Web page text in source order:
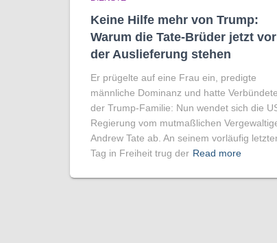
Keine Hilfe mehr von Trump:
Warum die Tate-Brüder jetzt vor
der Auslieferung stehen
Er prügelte auf eine Frau ein, predigte
männliche Dominanz und hatte
der Trump-Familie: Nun wendet sich die
Regierung vom mutmaßlichen
Andrew Tate ab. An seinem vorläufig
Tag in Freiheit trug der Read more